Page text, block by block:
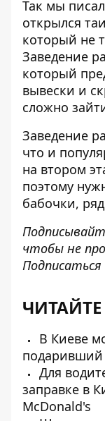
Так мы
открылся
который не
Заведение
который
вывески и
сложно
Заведение
что и
на втором
поэтому
бабочки,
чтобы не
В Киеве
Для
заправке в
McDonald's